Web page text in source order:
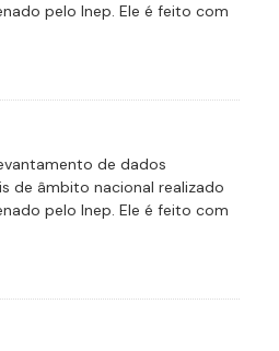
pelo Inep. Ele é feito com
de dados
de âmbito nacional realizado
pelo Inep. Ele é feito com